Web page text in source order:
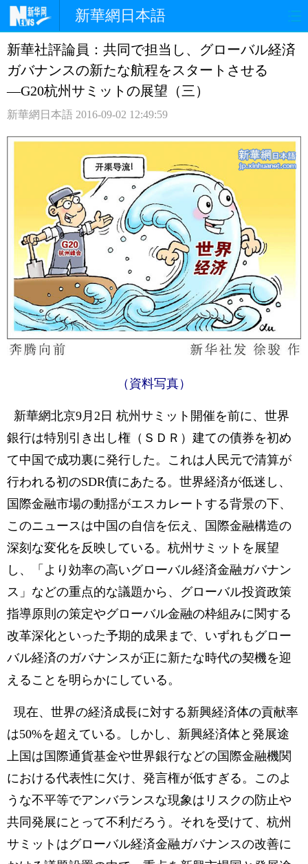
新華網日本語
ホームページ 政治 経済
社会 文化
観光 評論
新華社評論員：共同で担当し、グローバル経済
ガバナンスの新たな航程をスタートさせる
―G20杭州サミットの展望（三）
新華網日本語 2016-09-02 12:49:59
（資料写真）
新華網北京9月2日 杭州サミット開催を前に、世界
銀行は特別引き出し権（ＳＤＲ）建ての債券を初め
て中国で成功裏に発行した。これは人民元で清算が
行われる初のSDR債にあたる。世界経済が低迷し、
国際金融市場の動揺がエスカレートする背景の下、
このニュースは中国の自信を伝え、国際金融構造の
深刻な変化を反映している。杭州サミットを展望
し、「より効率の高いグローバル経済金融ガバナン
ス」などの重点的な議題から、グローバル投資政策
指導原則の策定やグローバル金融の枠組みに関する
改革深化といった予期的成果まで、いずれもグロー
バル経済のガバナンスが正に新たな時代の契機を迎
えることを明らかにしている。
現在、世界の経済成長に対する新興経済体の貢献率
は50%を超えている。しかし、新興経済体と発展途
上国は国際通貨基金や世界銀行などの国際金融機関
における代表性に欠け、発言権が低すぎる。このよ
うな不平等でアンバランスな現象はリスクの防止や
共同発展にとって不利だろう。それを受けて、杭州
サミットはグローバル経済金融ガバナンスの改善に